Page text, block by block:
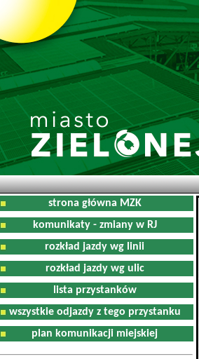
strona główna MZK
komunikaty - zmiany w RJ
rozkład jazdy wg linii
rozkład jazdy wg ulic
lista przystanków
wszystkie odjazdy z tego przystanku
plan komunikacji miejskiej